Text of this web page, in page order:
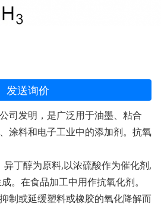
发送询价
司发明，是广泛用于油墨、粘合
涂料和电子工业中的添加剂。抗氧
丁醇为原料,以浓硫酸作为催化剂,
。在食品加工中用作抗氧化剂。
或延缓塑料或橡胶的氧化降解而